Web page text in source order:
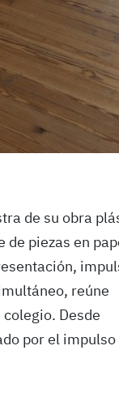
de su obra
de piezas en
reúne
Desde
por el impulso